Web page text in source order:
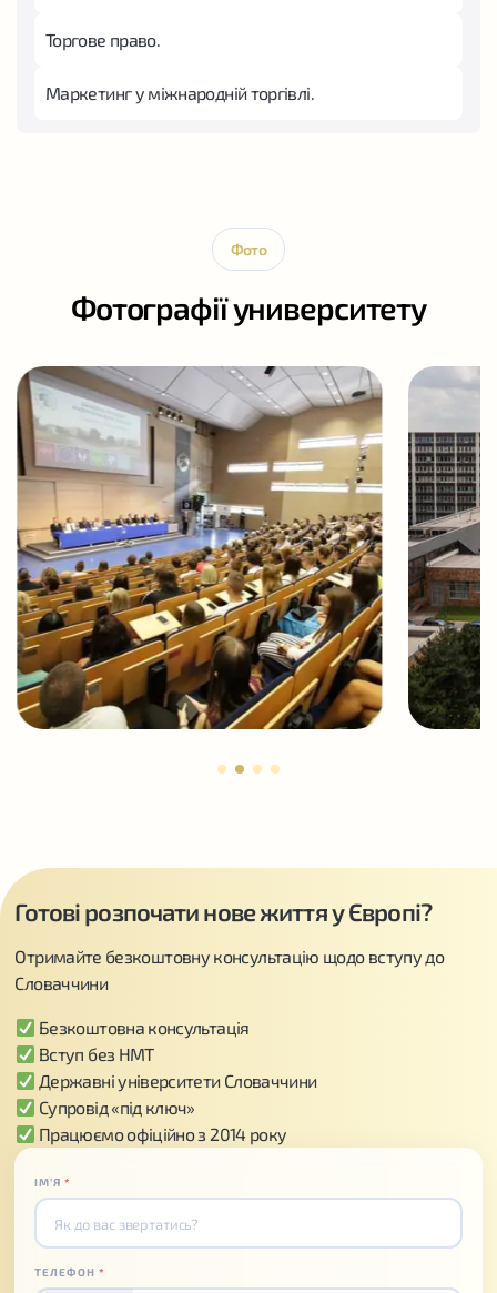
Торгове право.
Маркетинг у міжнародній торгівлі.
Фото
Фотографії университету
Готові розпочати нове життя у Європі?
Отримайте безкоштовну консультацію щодо вступу до
Словаччини
Безкоштовна консультація
Вступ без НМТ
Державні університети Словаччини
Супровід «під ключ»
Працюємо офіційно з 2014 року
ІМʼЯ*
ТЕЛЕФОН*